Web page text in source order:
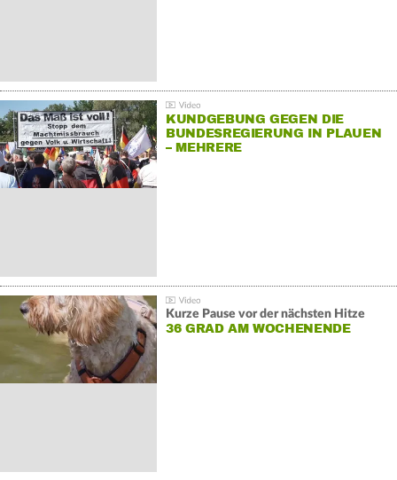
KUNDGEBUNG GEGEN DIE
BUNDESREGIERUNG IN PLAUEN
– MEHRERE
Kurze Pause vor der nächsten Hitze
36 GRAD AM WOCHENENDE